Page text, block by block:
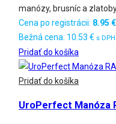
manózy, brusníc a
Cena po registrácii: 8.95 €
Bežná cena: 10.53 € s DPH
Pridať do košíka
Pridať do košíka
UroPerfect Manóza